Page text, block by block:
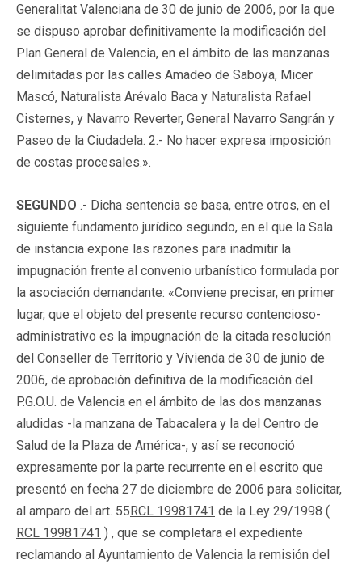
Generalitat Valenciana de 30 de junio de 2006, por la que
se dispuso aprobar definitivamente la modificación del
Plan General de Valencia, en el ámbito de las manzanas
delimitadas por las calles Amadeo de Saboya, Micer
Mascó, Naturalista Arévalo Baca y Naturalista Rafael
Cisternes, y Navarro Reverter, General Navarro Sangrán y
Paseo de la Ciudadela. 2.- No hacer expresa imposición
de costas procesales.».
SEGUNDO .- Dicha sentencia se basa, entre otros, en el
siguiente fundamento jurídico segundo, en el que la Sala
de instancia expone las razones para inadmitir la
impugnación frente al convenio urbanístico formulada por
la asociación demandante: «Conviene precisar, en primer
lugar, que el objeto del presente recurso contencioso-
administrativo es la impugnación de la citada resolución
del Conseller de Territorio y Vivienda de 30 de junio de
2006, de aprobación definitiva de la modificación del
P.G.O.U. de Valencia en el ámbito de las dos manzanas
aludidas -la manzana de Tabacalera y la del Centro de
Salud de la Plaza de América-, y así se reconoció
expresamente por la parte recurrente en el escrito que
presentó en fecha 27 de diciembre de 2006 para solicitar,
al amparo del art. 55RCL 19981741 de la Ley 29/1998 (
RCL 19981741 ) , que se completara el expediente
reclamando al Ayuntamiento de Valencia la remisión del